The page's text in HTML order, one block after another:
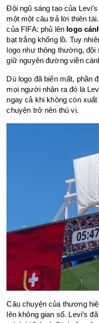
Đội ngũ sáng tạo của
một một câu trả lời thiên
của FIFA: phủ lên logo
bạt trắng khổng lồ. Tuy
logo như thông thường,
giữ nguyên đường viền
Dù logo đã biến mất, phần
mọi người nhận ra đó là
ngay cả khi không còn
chuyện trở nên thú vị.
Câu chuyện của thương
lên không gian số. Levi’s